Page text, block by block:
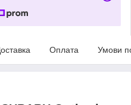
Оплата Умови